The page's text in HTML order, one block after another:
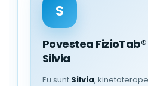
S
Povestea
Silvia
Eu sunt Silvia,